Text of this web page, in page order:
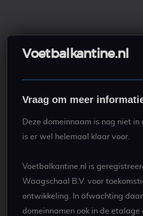
Voetbalkantine.nl
Vraag om meer
Deze domeinnaam is nog niet
is er wel helemaal klaar voor.
Voetbalkantine.nl is
Waagschaal B.V. voor
ontwikkeling. In afwachting
domeinnamen ook in de etalage